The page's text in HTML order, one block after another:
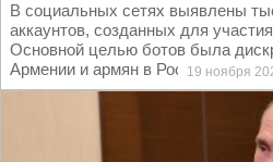
В социальных сетях выявлены
аккаунтов, созданных для
Основной целью ботов была
Армении и армян в России, а19 ноября